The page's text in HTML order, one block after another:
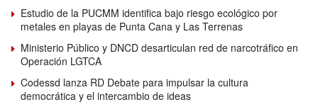
Estudio de la PUCMM identifica bajo riesgo ecológico por
metales en playas de Punta Cana y Las Terrenas
Ministerio Público y DNCD desarticulan red de narcotráfico en
Operación LGTCA
Codessd lanza RD Debate para impulsar la cultura
democrática y el intercambio de ideas